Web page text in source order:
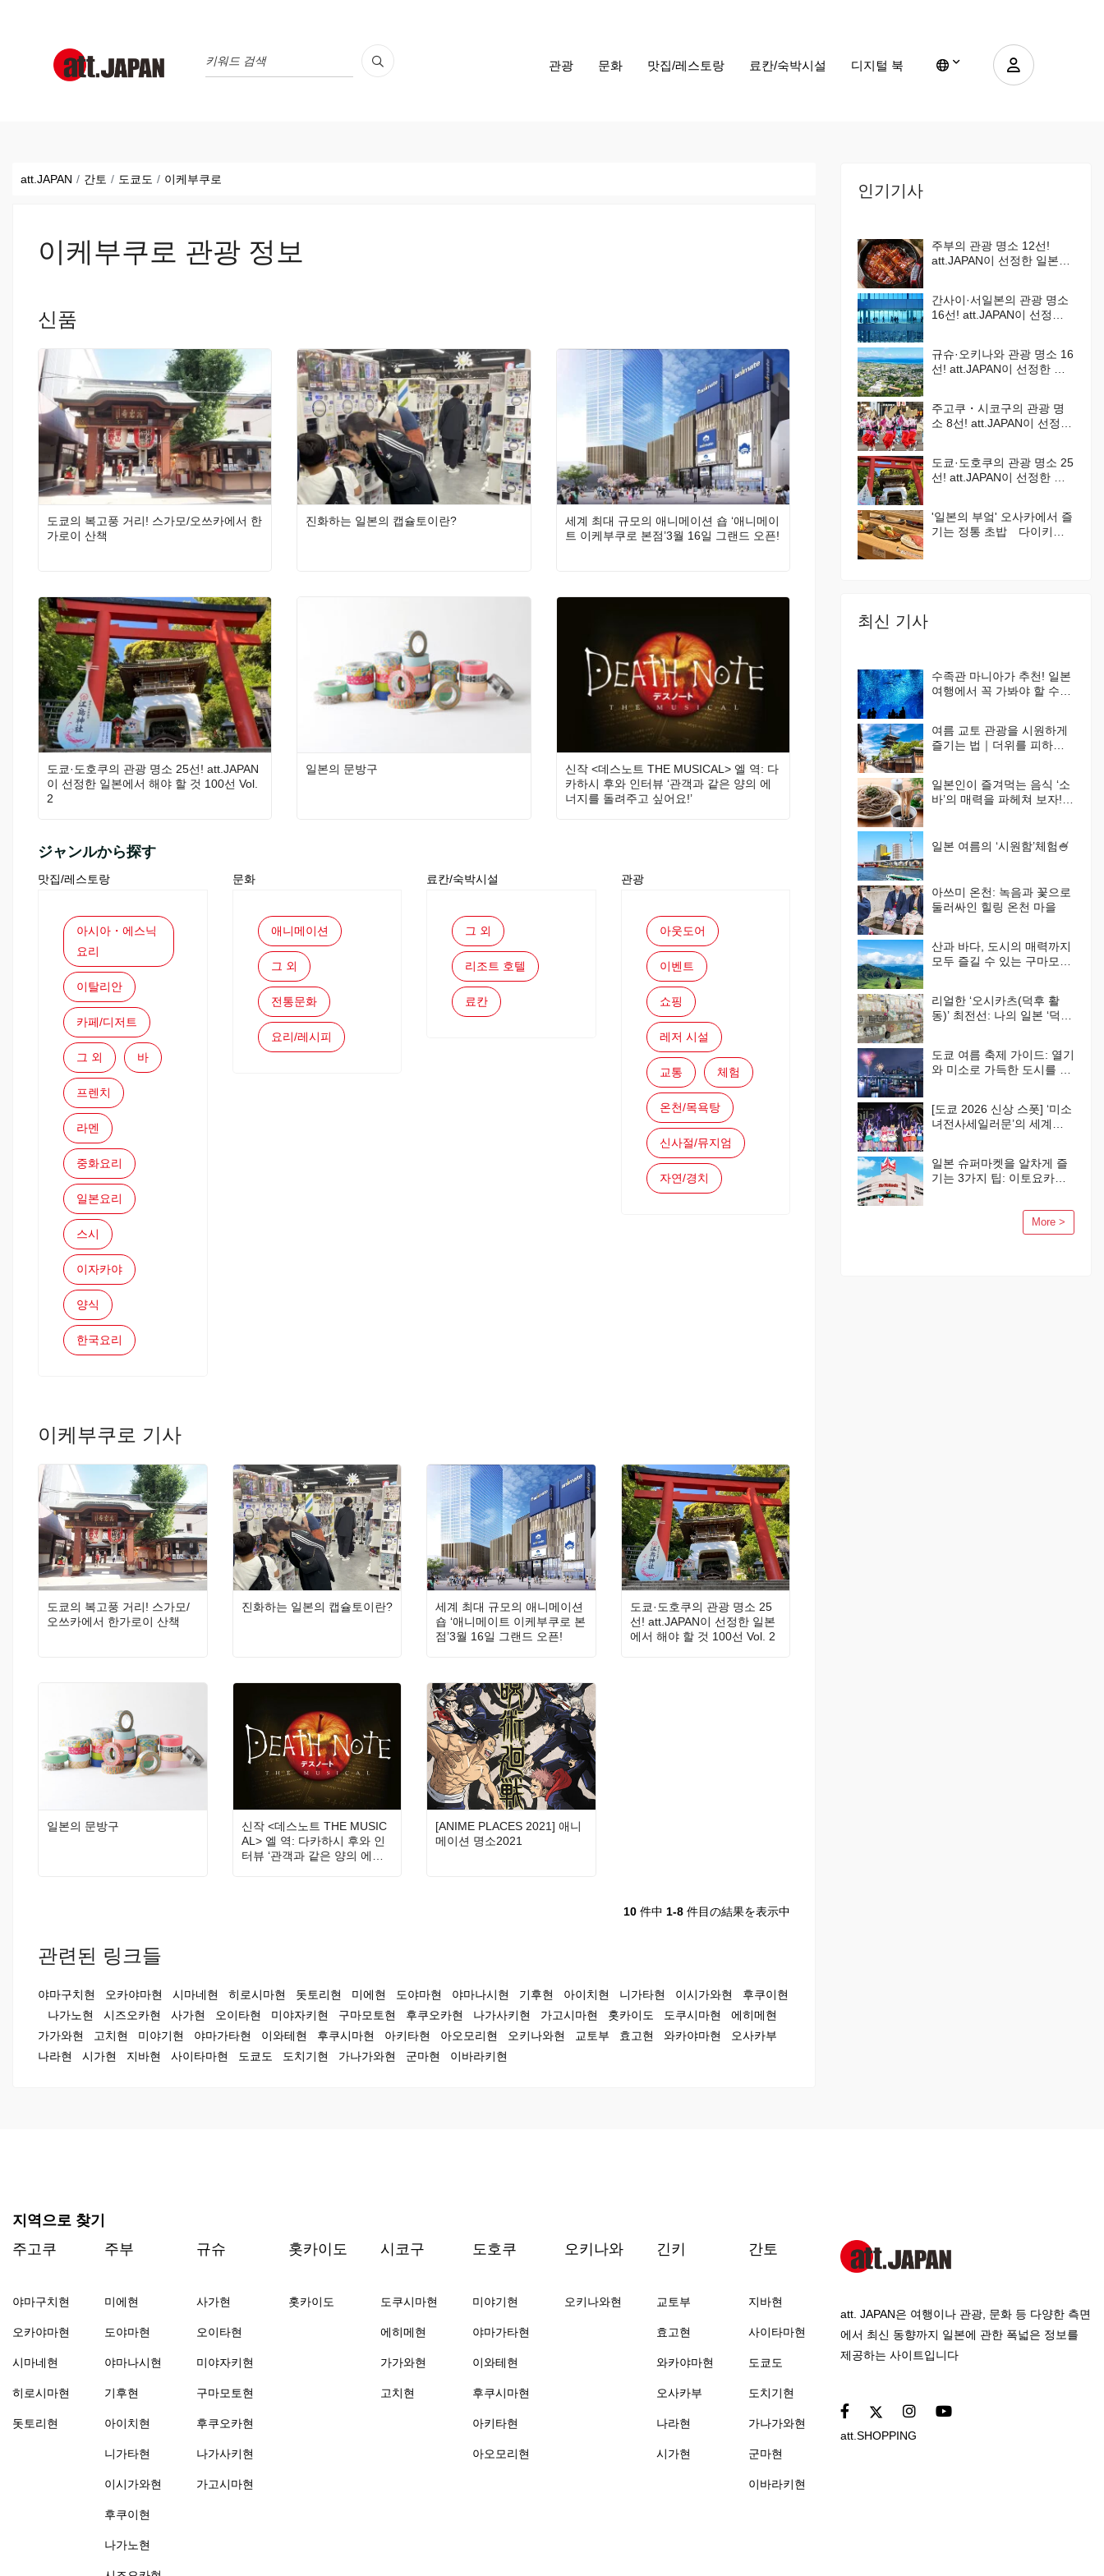
관광 문화 맛집/레스토랑 료칸/숙박시설 디지털 북
att.JAPAN 간토 도쿄도 이케부쿠로
이케부쿠로 관광 정보
신품
도쿄의 복고풍 거리! 스가모/오쓰카에서 한
가로이 산책
진화하는 일본의 캡슐토이란?
세계 최대 규모의 애니메이션 숍 ‘애니메이
트 이케부쿠로 본점’3월 16일 그랜드 오픈!
도쿄·도호쿠의 관광 명소 25선! att.JAPAN
이 선정한 일본에서 해야 할 것 100선 Vol.
2
일본의 문방구
신작 <데스노트 THE MUSICAL> 엘 역: 다
카하시 후와 인터뷰 ‘관객과 같은 양의 에
너지를 돌려주고 싶어요!’
ジャンルから探す
맛집/레스토랑
아시아・에스닉
요리
이탈리안
카페/디저트
그 외 바
프렌치
라멘
중화요리
일본요리
스시
이자카야
양식
한국요리
문화
애니메이션
그 외
전통문화
요리/레시피
료칸/숙박시설
그 외
리조트 호텔
료칸
관광
아웃도어
이벤트
쇼핑
레저 시설
교통 체험
온천/목욕탕
신사절/뮤지엄
자연/경치
이케부쿠로 기사
도쿄의 복고풍 거리! 스가모/
오쓰카에서 한가로이 산책
진화하는 일본의 캡슐토이란?
세계 최대 규모의 애니메이션
숍 ‘애니메이트 이케부쿠로 본
점’3월 16일 그랜드 오픈!
도쿄·도호쿠의 관광 명소 25
선! att.JAPAN이 선정한 일본
에서 해야 할 것 100선 Vol. 2
일본의 문방구
신작 <데스노트 THE MUSIC
AL> 엘 역: 다카하시 후와 인
터뷰 ‘관객과 같은 양의 에너
[ANIME PLACES 2021] 애니
메이션 명소2021
10 件中 1-8 件目の結果を表示中
관련된 링크들
야마구치현 오카야마현 시마네현 히로시마현 돗토리현 미에현 도야마현 야마나시현 기후현 아이치현 니가타현 이시가와현
후쿠이현
나가노현
시즈오카현 사가현 오이타현 미야자키현 구마모토현 후쿠오카현 나가사키현 가고시마현 홋카이도 도쿠시마현
에히메현
가가와현
고치현 미야기현 야마가타현 이와테현 후쿠시마현 아키타현 아오모리현 오키나와현 교토부 효고현 와카야마현
오사카부
나라현
시가현 지바현 사이타마현 도쿄도 도치기현 가나가와현 군마현 이바라키현
인기기사
주부의 관광 명소 12선!
att.JAPAN이 선정한 일본에
간사이·서일본의 관광 명소
16선! att.JAPAN이 선정한
규슈·오키나와 관광 명소 16
선! att.JAPAN이 선정한 일
주고쿠・시코구의 관광 명
소 8선! att.JAPAN이 선정한
도쿄·도호쿠의 관광 명소 25
선! att.JAPAN이 선정한 일
'일본의 부엌' 오사카에서 즐
기는 정통 초밥 다이키스
최신 기사
수족관 마니아가 추천! 일본
여행에서 꼭 가봐야 할 수족
여름 교토 관광을 시원하게
즐기는 법｜더위를 피하는
일본인이 즐겨먹는 음식 ‘소
바’의 매력을 파헤쳐 보자!
일본 여름의 ‘시원함’체험🍧
아쓰미 온천: 녹음과 꽃으로
둘러싸인 힐링 온천 마을
산과 바다, 도시의 매력까지
모두 즐길 수 있는 구마모토
리얼한 ‘오시카츠(덕후 활
동)’ 최전선: 나의 일본 ‘덕후’
도쿄 여름 축제 가이드: 열기
와 미소로 가득한 도시를 경
[도쿄 2026 신상 스폿] ‘미소
녀전사세일러문’의 세계가
일본 슈퍼마켓을 알차게 즐
기는 3가지 팁: 이토요카도
More >
지역으로 찾기
주고쿠
야마구치현
오카야마현
시마네현
히로시마현
돗토리현
주부
미에현
도야마현
야마나시현
기후현
아이치현
니가타현
이시가와현
후쿠이현
나가노현
규슈
사가현
오이타현
미야자키현
구마모토현
후쿠오카현
나가사키현
가고시마현
홋카이도
홋카이도
시코구
도쿠시마현
에히메현
가가와현
고치현
도호쿠
미야기현
야마가타현
이와테현
후쿠시마현
아키타현
아오모리현
오키나와
오키나와현
긴키
교토부
효고현
와카야마현
오사카부
나라현
시가현
간토
지바현
사이타마현
도쿄도
도치기현
가나가와현
군마현
이바라키현
att. JAPAN은 여행이나 관광, 문화 등 다양한 측면
에서 최신 동향까지 일본에 관한 폭넓은 정보를
제공하는 사이트입니다
att.SHOPPING